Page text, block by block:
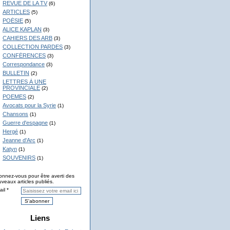
REVUE DE LA TV (6)
ARTICLES (5)
POÉSIE (5)
ALICE KAPLAN (3)
CAHIERS DES ARB (3)
COLLECTION PARDES (3)
CONFÉRENCES (3)
Correspondance (3)
BULLETIN (2)
LETTRES À UNE
PROVINCIALE (2)
POEMES (2)
Avocats pour la Syrie (1)
Chansons (1)
Guerre d'espagne (1)
Hergé (1)
Jeanne d'Arc (1)
Katyn (1)
SOUVENIRS (1)
vous pour être averti des
articles publiés.
Liens